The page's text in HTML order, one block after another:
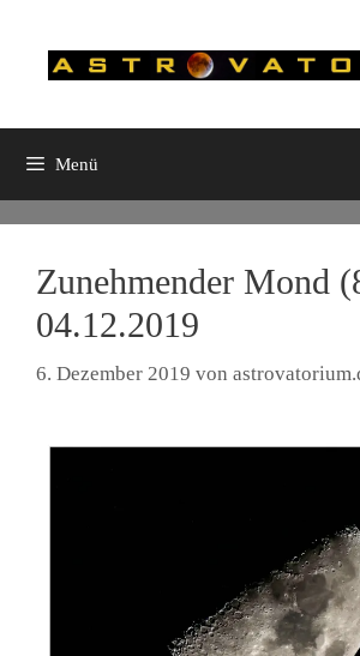
springen
Menü
Zunehmender Mond
04.12.2019
6. Dezember 2019 von